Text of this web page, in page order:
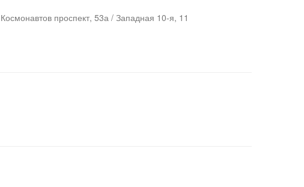
Космонавтов проспект, 53а / Западная 10-я, 11